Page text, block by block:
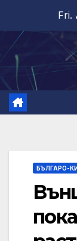
content
Fri.
БЪЛГАРО-